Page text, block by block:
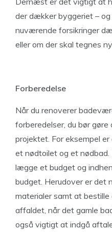
der dækker byggeriet – og
nuværende forsikringer
eller om der skal tegnes
Forberedelse
Når du renoverer
forberedelser, du bør
projektet. For eksempel
et nødtoilet og et
lægge et budget og
budget. Herudover er det
materialer samt at
affaldet, når det gamle
også vigtigt at indgå